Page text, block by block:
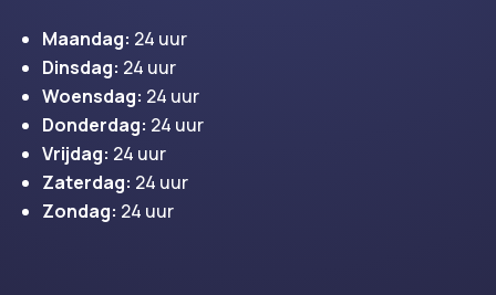
Maandag: 24 uur
Dinsdag: 24 uur
Woensdag: 24 uur
Donderdag: 24 uur
Vrijdag: 24 uur
Zaterdag: 24 uur
Zondag: 24 uur